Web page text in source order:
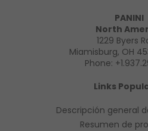
PANINI
North
1229 Byers
Miamisburg, OH
Phone:
Links
Descripción general
Resumen de